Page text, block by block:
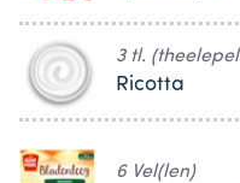
3 tl.
Ricotta
6 Vel(len)